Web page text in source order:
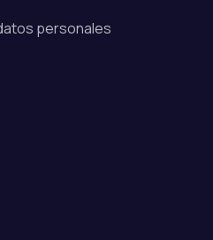
personales